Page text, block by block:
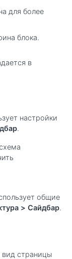
для более
блока.
в
настройки
.
общие
> Сайдбар.
вид страницы